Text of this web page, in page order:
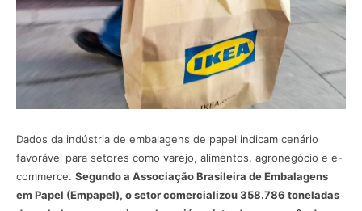
Dados da indústria de embalagens de papel indicam cenário
favorável para setores como varejo, alimentos, agronegócio e e-
commerce. Segundo a Associação Brasileira de Embalagens
em Papel (Empapel), o setor comercializou 358.786 toneladas